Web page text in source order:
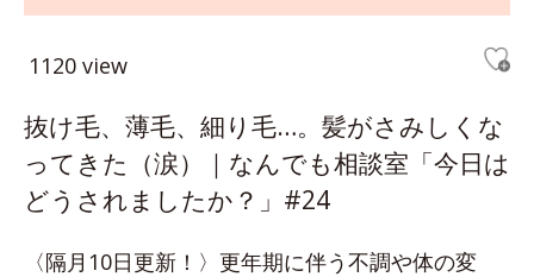
1120 view
抜け毛、薄毛、細り毛…。髪がさみしくな
ってきた（涙）｜なんでも相談室「今日は
どうされましたか？」#24
〈隔月10日更新！〉更年期に伴う不調や体の変